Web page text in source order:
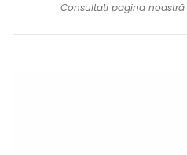
Consultați pagina noastră